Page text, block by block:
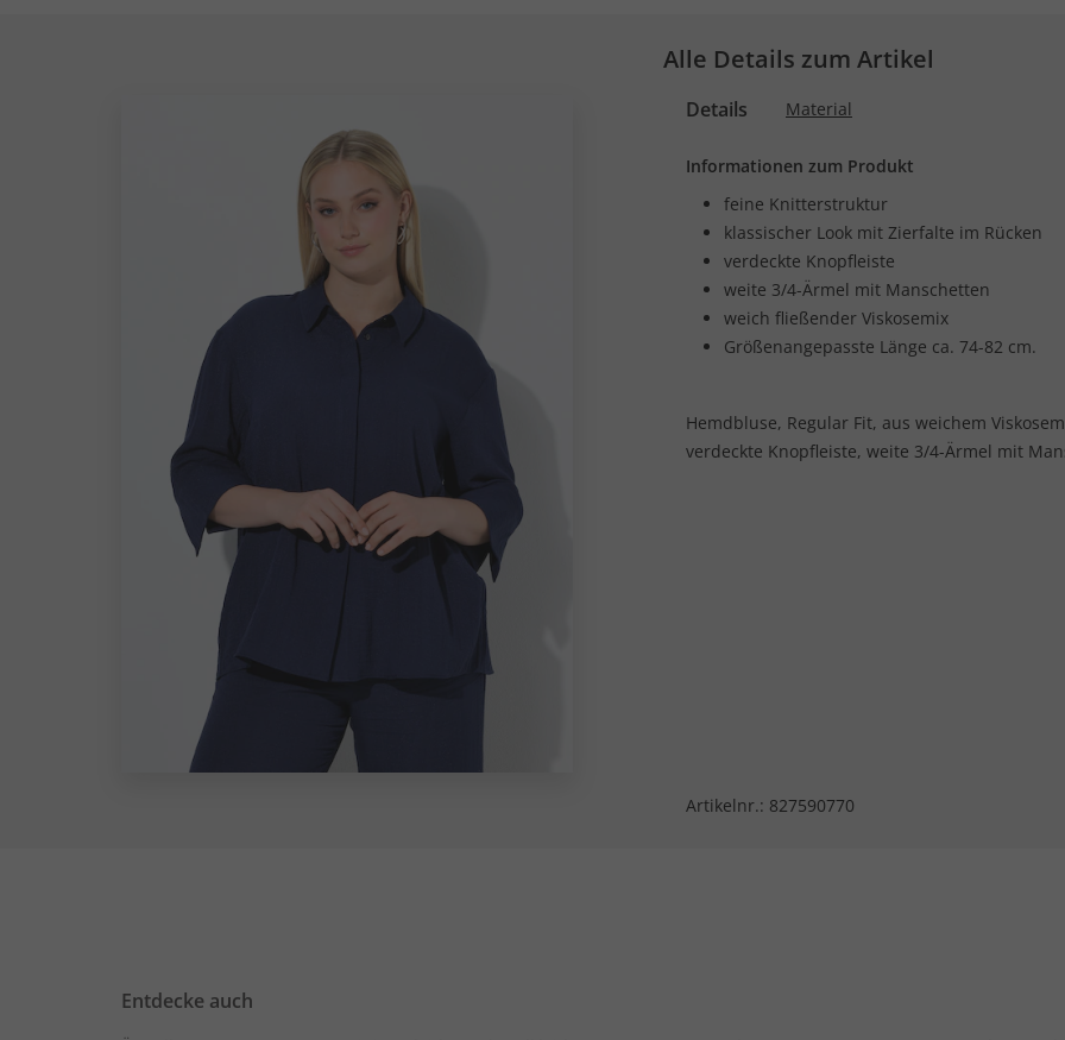
Alle Details zum Artikel
Details Material
Informationen zum Produkt
feine Knitterstruktur
klassischer Look mit Zierfalte im Rücken
verdeckte Knopfleiste
weite 3/4-Ärmel mit Manschetten
weich fließender Viskosemix
Größenangepasste Länge ca. 74-82 cm.
Hemdbluse, Regular Fit, aus weichem
verdeckte Knopfleiste, weite 3/4-Ärmel mit
Artikelnr.: 827590770
Entdecke auch